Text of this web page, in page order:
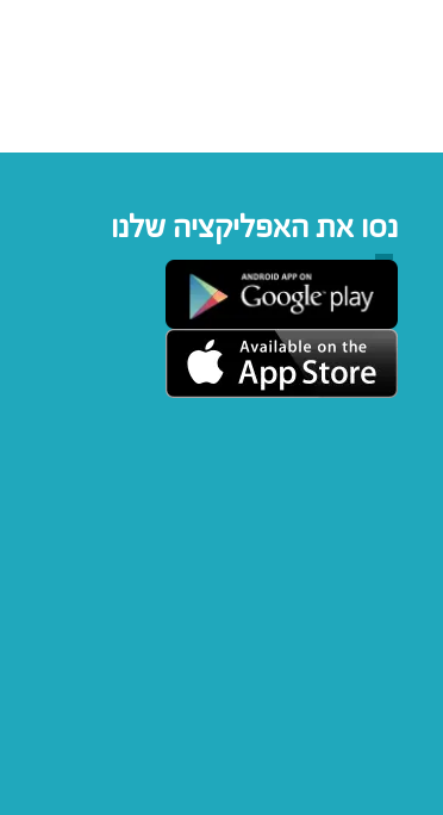
נסו את האפליקציה שלנו